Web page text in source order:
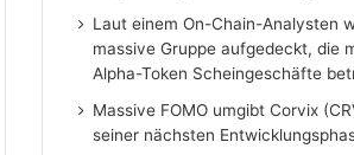
Laut einem On-Chain-Analysten
massive Gruppe aufgedeckt, die
Alpha-Token Scheingeschäfte
Massive FOMO umgibt Corvix
seiner nächsten